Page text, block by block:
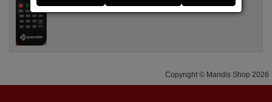
Copyright © Mandis Shop 2026